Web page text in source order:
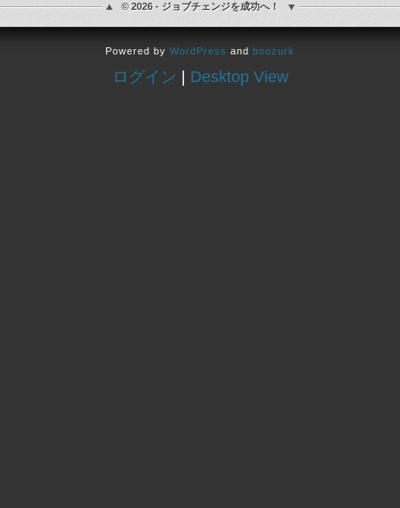
© 2026 - ジョブチェンジを成功へ！
Powered by WordPress and boozurk
ログイン Desktop View